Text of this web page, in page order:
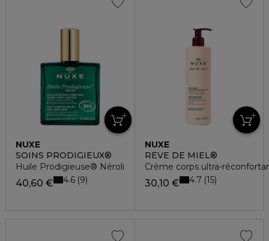
NUXE
SOINS PRODIGIEUX®
Huile Prodigieuse® Néroli
40,60 € 4.6 9
NUXE
RÊVE DE MIEL®
Crème corps ultra-
30,10 € 4.7 15